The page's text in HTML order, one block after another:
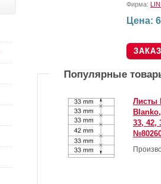
Фирма:
Цена:
Популярные
Листы
33, 42,